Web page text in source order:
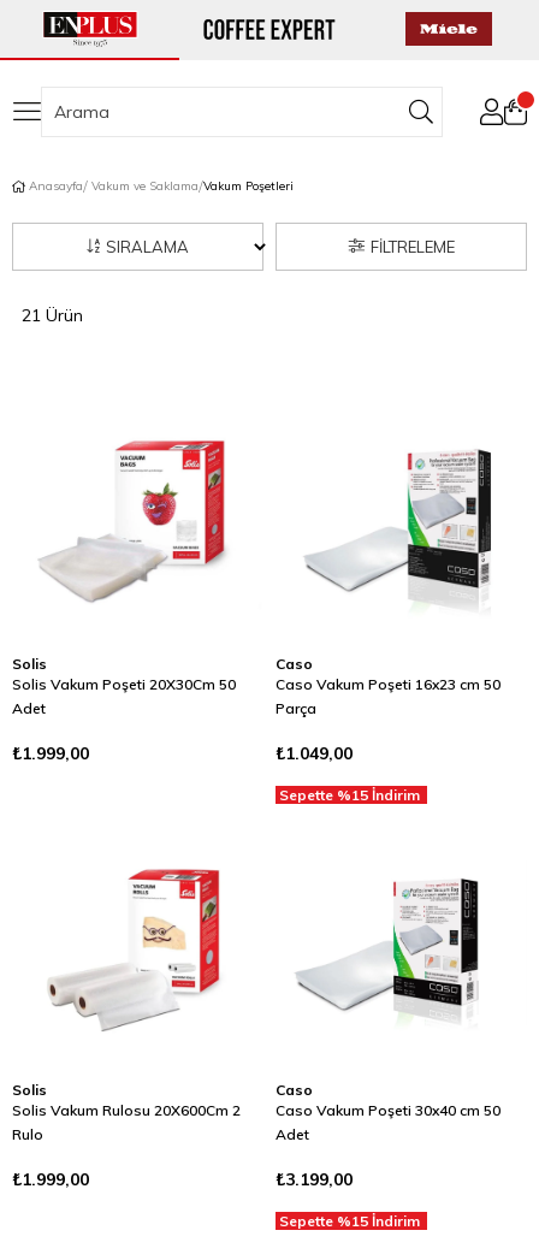
Anasayfa Vakum ve Saklama Vakum Poşetleri
FILTRELEME
SIRALAMA
21 Ürün
Solis
Solis Vakum Poşeti 20X30Cm 50
Adet
₺1.999,00
Caso
Caso Vakum Poşeti 16x23 cm 50
Parça
₺1.049,00
Sepette %15 İndirim
Solis
Solis Vakum Rulosu 20X600Cm 2
Rulo
₺1.999,00
Caso
Caso Vakum Poşeti 30x40 cm 50
Adet
₺3.199,00
Sepette %15 İndirim